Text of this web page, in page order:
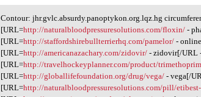
Contour: jhr.gvlc.absurdy
Contour: jhr.gvlc.absurdy.panoptykon.org.lqz.hg
[URL=http://naturalbloodpressuresolutions.com/floxin/ -
[URL=http://staffordshirebullterrierhq.com/pamelor/ -
[URL=http://americanazachary.com/zidovir/ - zidovir[/URL
[URL=http://travelhockeyplanner.com/product/
[URL=http://globallifefoundation.org/drug/vega/ - vega[/
[URL=http://naturalbloodpressuresolutions.com/pill/